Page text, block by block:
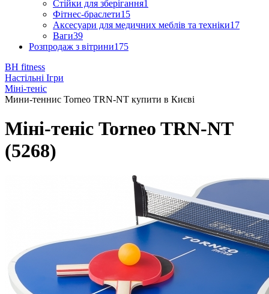
Стійки для зберігання1
Фітнес-браслети15
Аксесуари для медичних меблів та техніки17
Ваги39
Розпродаж з вітрини175
BH fitness
Настільні Ігри
Міні-теніс
Мини-теннис Torneo TRN-NT купити в Києві
Міні-теніс Torneo TRN-NT
(5268)